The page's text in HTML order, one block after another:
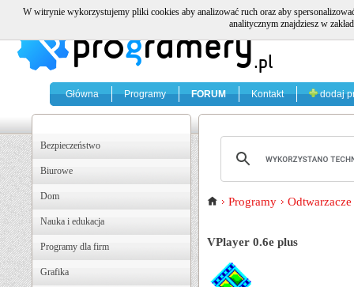
Główna Programy FORUM Kontakt dodaj
Bezpieczeństwo
Biurowe
Dom
Nauka i edukacja
Programy dla firm
Grafika
Programy
VPlayer 0.6e plus
W witrynie wykorzystujemy pliki cookies aby analizować ruch oraz aby
analitycznym znajdziesz w